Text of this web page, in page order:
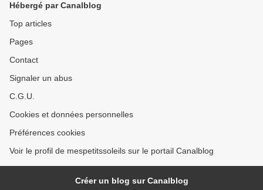
Hébergé par Canalblog
Top articles
Pages
Contact
Signaler un abus
C.G.U.
Cookies et données personnelles
Préférences cookies
Voir le profil de mespetitssoleils sur le portail Canalblog
Créer un blog sur Canalblog